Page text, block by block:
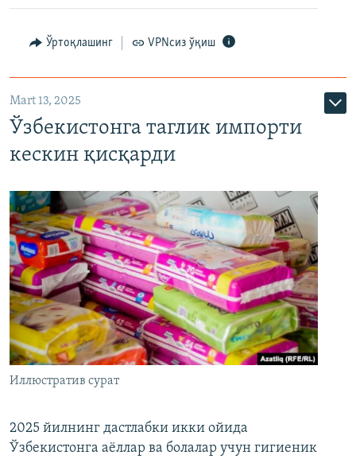
Ўртоқлашинг VPNсиз ўқиш
Mart 13, 2025
Ўзбекистонга таглик импорти
кескин қисқарди
Иллюстратив сурат
2025 йилнинг дастлабки икки ойида
Ўзбекистонга аёллар ва болалар учун гигиеник